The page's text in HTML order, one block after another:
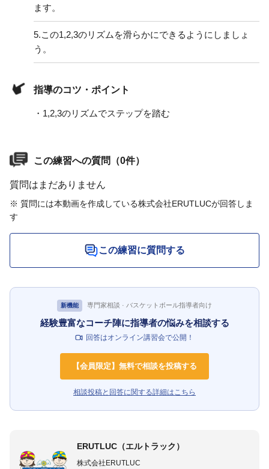
ます。
5.この1,2,3のリズムを滑らかにできるようにしましょ
う。
指導のコツ・ポイント
・1,2,3のリズムでステップを踏む
この練習への質問（0件）
質問はまだありません
※ 質問には本動画を作成している株式会社ERUTLUCが回答しま
す
この練習に質問する
新機能 専門家相談 · バスケットボール指導者向け
経験豊富なコーチ陣に指導者の悩みを相談する
回答はオンライン講習会で公開！
【会員限定】無料で相談を投稿する
相談投稿と回答に関する詳細はこちら
ERUTLUC（エルトラック）
株式会社ERUTLUC